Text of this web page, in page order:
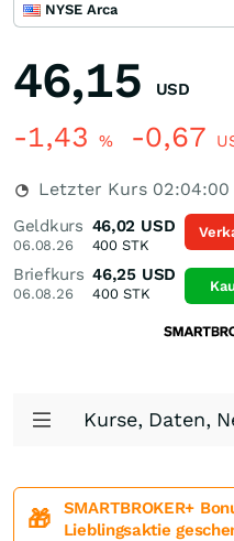
NYSE Arca
46,15 USD
-1,43 % -0,67
Letzter Kurs 02:04:00
Geldkurs
06.08.26
46,02 USD
400 STK
Briefkurs
06.08.26
46,25 USD
400STK
Kurse, Daten,
🎁
SMARTBROKER+
Lieblingsaktie